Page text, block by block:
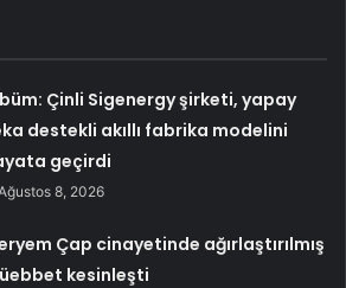
Çinli Sigenergy şirketi, yapay
destekli akıllı fabrika modelini
geçirdi
8, 2026
Çap cinayetinde ağırlaştırılmış
kesinleşti